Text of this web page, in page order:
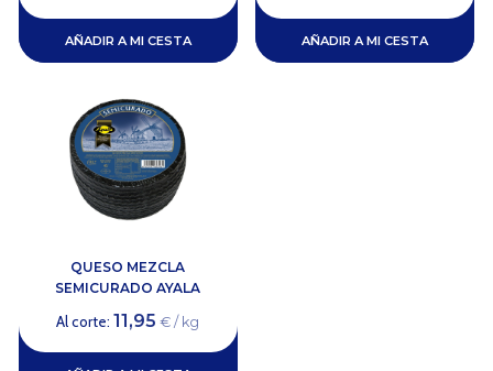
AÑADIR A MI CESTA AÑADIR A MI CESTA
QUESO MEZCLA
SEMICURADO AYALA
Al corte:11,95 € / kg